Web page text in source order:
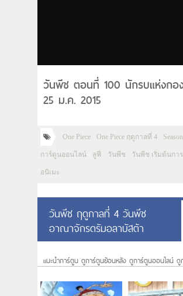
วันพีช ตอนที่ 100 นักรบแห่งกอ
25 ม.ค. 2015
One Piece One Piece ฤดูกาลที่ 4
การ์ตูนออนไลน์ ลูฟี่ วันพีช วันพีช เริ่มต้นกา
อนิเมะ
วันพีช ฤดูกาลที่ 4 วันพีช
อาณาจักรดรัมอลาบัสต้า
แนะนำการ์ตูน ดูการ์ตูนย้อนหลัง ดูการ์ตูนออนไลน์